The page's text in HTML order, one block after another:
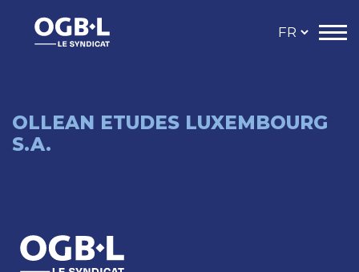
OLLEAN ETUDES LUXEMBOURG
S.A.